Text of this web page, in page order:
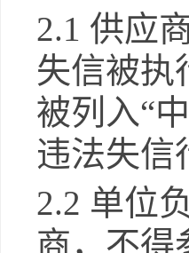
2.1 供应
失信被执
被列入“
违法失信
2.2 单位
商，不得